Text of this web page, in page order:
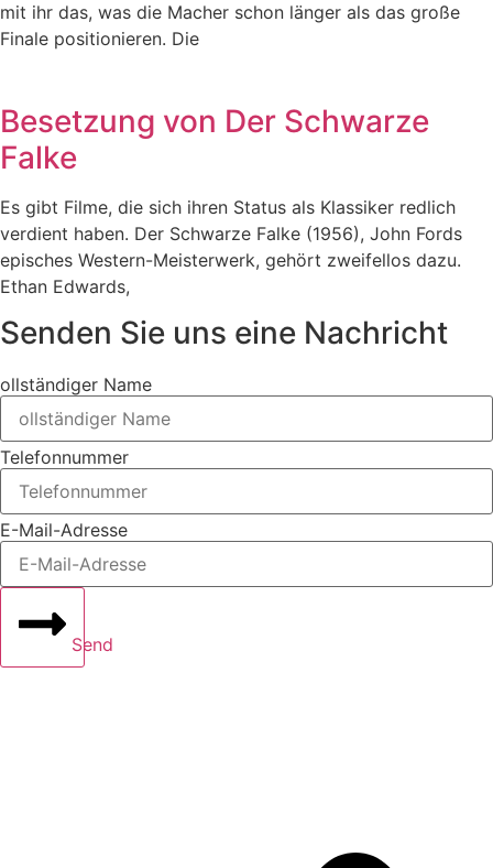
mit ihr das, was die Macher schon länger als das große
Finale positionieren. Die
Besetzung von Der Schwarze
Falke
Es gibt Filme, die sich ihren Status als Klassiker redlich
verdient haben. Der Schwarze Falke (1956), John Fords
episches Western-Meisterwerk, gehört zweifellos dazu.
Ethan Edwards,
Senden Sie uns eine Nachricht
ollständiger Name
Telefonnummer
E-Mail-Adresse
Send